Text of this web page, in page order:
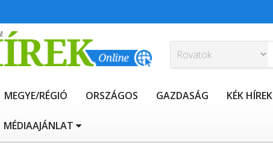
MEGYE/RÉGIÓ ORSZÁGOS GAZDASÁG KÉK HÍREK
MÉDIAAJÁNLAT